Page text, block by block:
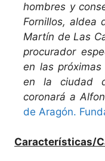
hombres y
Fornillos, aldea
Martín de Las
procurador
en las
en la ciudad
coronará a
de Aragón.
Características/